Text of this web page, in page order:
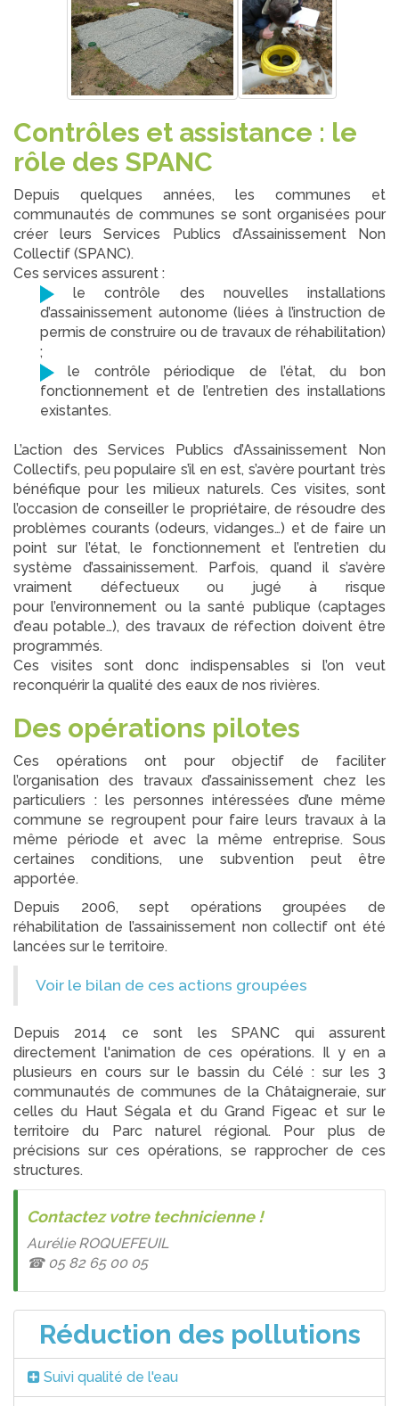
Contrôles et assistance : le
rôle des SPANC
Depuis quelques années, les communes et
communautés de communes se sont organisées pour
créer leurs Services Publics d’Assainissement Non
Collectif (SPANC).
Ces services assurent :
le contrôle des nouvelles installations
d’assainissement autonome (liées à l’instruction de
permis de construire ou de travaux de réhabilitation)
;
le contrôle périodique de l’état, du bon
fonctionnement et de l’entretien des installations
existantes.
L’action des Services Publics d’Assainissement Non
Collectifs, peu populaire s’il en est, s’avère pourtant très
bénéfique pour les milieux naturels. Ces visites, sont
l’occasion de conseiller le propriétaire, de résoudre des
problèmes courants (odeurs, vidanges…) et de faire un
point sur l’état, le fonctionnement et l’entretien du
système d’assainissement. Parfois, quand il s’avère
vraiment défectueux ou jugé à risque
pourl’environnement ou la santé publique (captages
d’eau potable…), des travaux de réfection doivent être
programmés.
Ces visites sont donc indispensables si l’on veut
reconquérir la qualité des eaux de nos rivières.
Des opérations pilotes
Ces opérations ont pour objectif de faciliter
l’organisation des travaux d’assainissement chez les
particuliers : les personnes intéressées d’une même
commune se regroupent pour faire leurs travaux à la
même période et avec la même entreprise. Sous
certaines conditions, une subvention peut être
apportée.
Depuis 2006, sept opérations groupées de
réhabilitation de l’assainissement non collectif ont été
lancées sur le territoire.
Voir le bilan de ces actions groupées
Depuis 2014 ce sont les SPANC qui assurent
directement l'animation de ces opérations. Il y en a
plusieurs en cours sur le bassin du Célé : sur les 3
communautés de communes de la Châtaigneraie, sur
celles du Haut Ségala et du Grand Figeac et sur le
territoire du Parc naturel régional. Pour plus de
précisions sur ces opérations, se rapprocher de ces
structures.
Contactez votre technicienne !
Aurélie ROQUEFEUIL
☎05 82 65 00 05
Réduction des pollutions
Suivi qualité de l'eau